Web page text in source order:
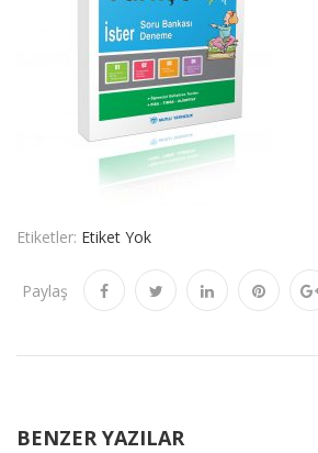
Etiketler: Etiket Yok
Paylaş
BENZER YAZILAR